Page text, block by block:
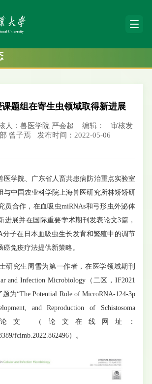
题组在寄生虫领域取得新进展
人：兽医学院 严会超 编辑：
审核发
曾子焉
发布时间：2022-05-06
学院、广东省人畜共患病防治重点实验室
与中国农业科学院上海兽医研究所林矫矫研
员合作，在血吸虫miRNAs和弓形虫外泌体
进展并在国际重要学术期刊发表论文3篇，
分子在日本血吸虫生长发育和繁殖中的调节
免疫疗法提供新策略。
究生周雪为第一作者，在医学领域期刊
and Infection Microbiology（二区，IF2021
为“The Potential Role of MicroRNA-124-3p
and Reproduction of Schistosoma
的论文 （论文在线网址：
fcimb.2022.862496）。